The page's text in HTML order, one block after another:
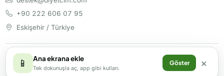
+90 222 606 07 95
Eskişehir / Türkiye
© 2026 Diyetçim. Tüm hakları saklıdır.
Bir
📱 Ana ekrana ekle
Tek dokunuşla aç, app gibi kullan.
Göster ×